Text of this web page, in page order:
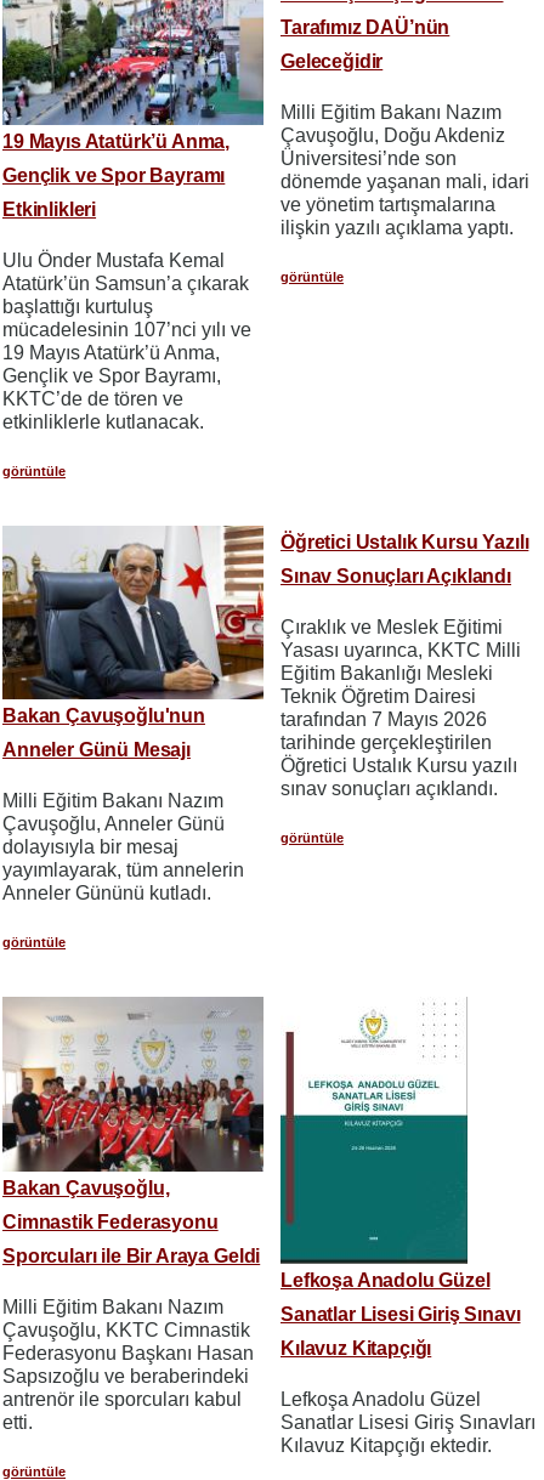
19 Mayıs Atatürk’ü Anma,
Gençlik ve Spor Bayramı
Etkinlikleri
Ulu Önder Mustafa Kemal
Atatürk’ün Samsun’a çıkarak
başlattığı kurtuluş
mücadelesinin 107’nci yılı ve
19 Mayıs Atatürk’ü Anma,
Gençlik ve Spor Bayramı,
KKTC’de de tören ve
etkinliklerle kutlanacak.
görüntüle
Tarafımız DAÜ’nün
Geleceğidir
Milli Eğitim Bakanı Nazım
Çavuşoğlu, Doğu Akdeniz
Üniversitesi’nde son
dönemde yaşanan mali, idari
ve yönetim tartışmalarına
ilişkin yazılı açıklama yaptı.
görüntüle
Bakan Çavuşoğlu'nun
Anneler Günü Mesajı
Milli Eğitim Bakanı Nazım
Çavuşoğlu, Anneler Günü
dolayısıyla bir mesaj
yayımlayarak, tüm annelerin
Anneler Gününü kutladı.
görüntüle
Öğretici Ustalık Kursu Yazılı
Sınav Sonuçları Açıklandı
Çıraklık ve Meslek Eğitimi
Yasası uyarınca, KKTC Milli
Eğitim Bakanlığı Mesleki
Teknik Öğretim Dairesi
tarafından 7 Mayıs 2026
tarihinde gerçekleştirilen
Öğretici Ustalık Kursu yazılı
sınav sonuçları açıklandı.
görüntüle
Bakan Çavuşoğlu,
Cimnastik Federasyonu
Sporcuları ile Bir Araya Geldi
Milli Eğitim Bakanı Nazım
Çavuşoğlu, KKTC Cimnastik
Federasyonu Başkanı Hasan
Sapsızoğlu ve beraberindeki
antrenör ile sporcuları kabul
etti.
görüntüle
Lefkoşa Anadolu Güzel
Sanatlar Lisesi Giriş Sınavı
Kılavuz Kitapçığı
Lefkoşa Anadolu Güzel
Sanatlar Lisesi Giriş Sınavları
Kılavuz Kitapçığı ektedir.